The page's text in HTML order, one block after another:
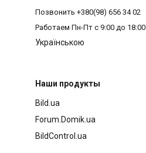
Позвонить +380(98) 656 34 02
Работаем Пн-Пт с 9:00 до 18:00
Українською
Наши продукты
Bild.ua
Forum.Domik.ua
BildControl.ua